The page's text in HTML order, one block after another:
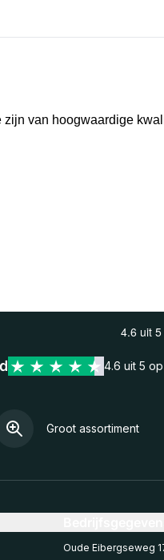
van hoogwaardige
4.6 uit 5
Groot assortiment
Oude Eibergseweg